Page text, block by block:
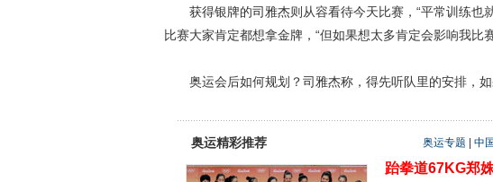
获得银牌的司雅杰则从容看待今天比赛，“平常训练也
比赛大家肯定都想拿金牌，“但如果想太多肯定会影响我比
奥运会后如何规划？司雅杰称，得先听队里的安排，如
奥运精彩推荐 奥运专题 中
跆拳道67KG郑